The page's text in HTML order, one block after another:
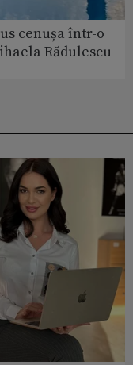
cenușa într-o
Rădulescu